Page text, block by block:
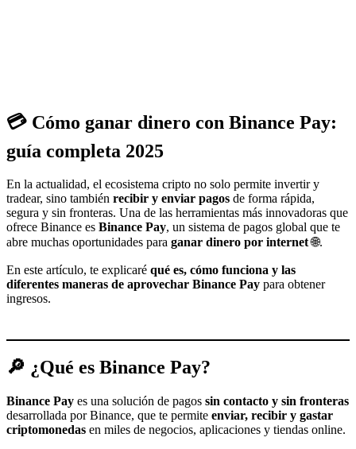
💳 Cómo ganar dinero con Binance Pay:
guía completa 2025
En la actualidad, el ecosistema cripto no solo permite invertir y
tradear, sino también recibir y enviar pagos de forma rápida,
segura y sin fronteras. Una de las herramientas más innovadoras que
ofrece Binance es Binance Pay, un sistema de pagos global que te
abre muchas oportunidades para ganar dinero por internet🌐.
En este artículo, te explicaré qué es, cómo funciona y las
diferentes maneras de aprovechar Binance Pay para obtener
ingresos.
🔎 ¿Qué es Binance Pay?
Binance Pay es una solución de pagos sin contacto y sin fronteras
desarrollada por Binance, que te permite enviar, recibir y gastar
criptomonedas en miles de negocios, aplicaciones y tiendas online.